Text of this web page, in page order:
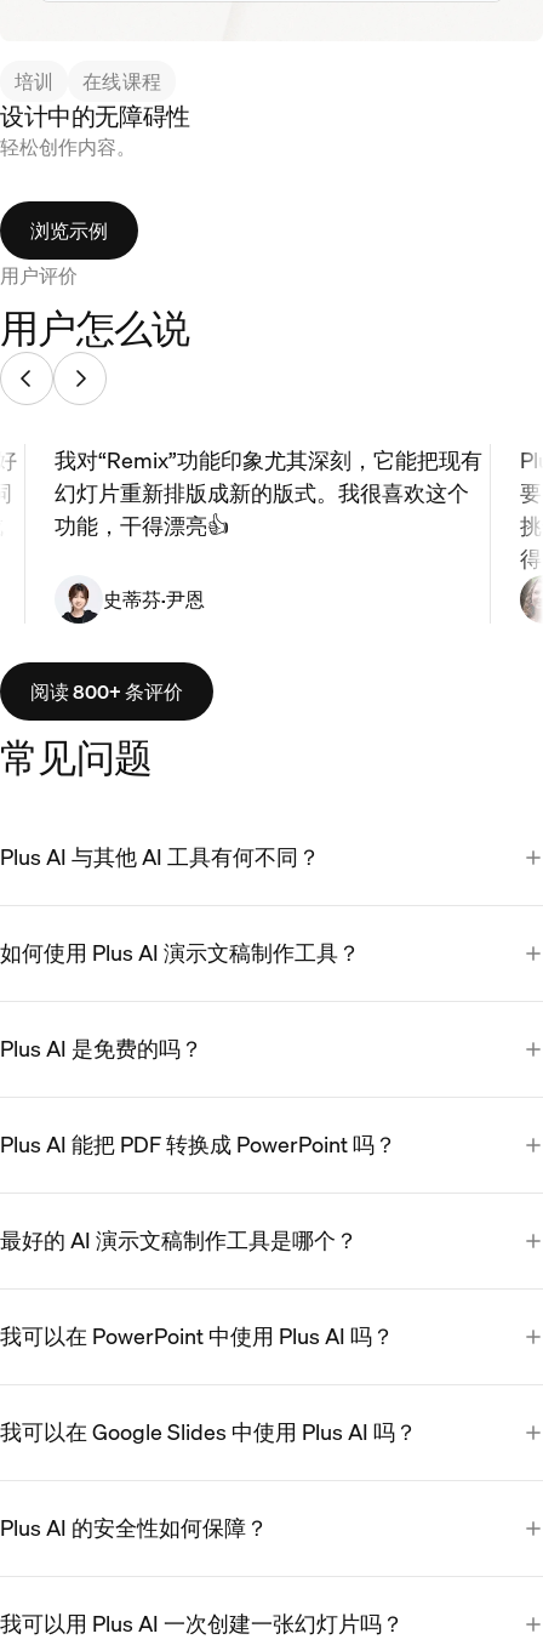
培训 在线课程
设计中的无障碍性
轻松创作内容。
浏览示例
用户评价
用户怎么说
我对“Remix”功能印象尤其深刻，它能把现有
幻灯片重新排版成新的版式。我很喜欢这个
功能，干得漂亮👍
史蒂芬·尹恩
阅读 800+ 条评价
常见问题
Plus AI 与其他 AI 工具有何不同？
如何使用 Plus AI 演示文稿制作工具？
Plus AI 是免费的吗？
Plus AI 能把 PDF 转换成 PowerPoint 吗？
最好的 AI 演示文稿制作工具是哪个？
我可以在 PowerPoint 中使用 Plus AI 吗？
我可以在 Google Slides 中使用 Plus AI 吗？
Plus AI 的安全性如何保障？
我可以用 Plus AI 一次创建一张幻灯片吗？